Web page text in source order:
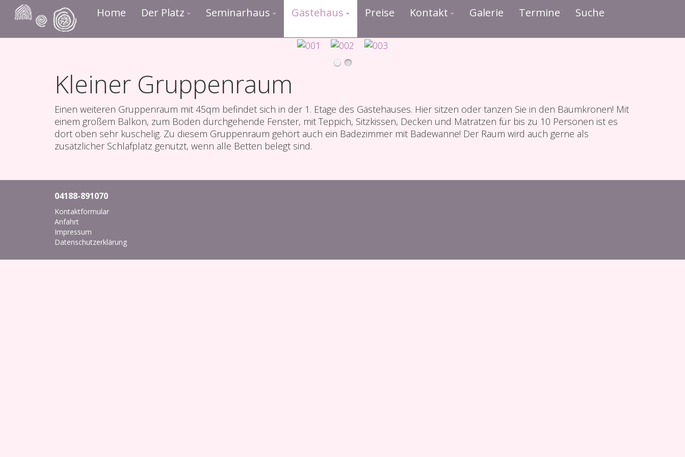
Home Der Platz Seminarhaus Gästehaus Preise Kontakt Galerie Termine Suche
Kleiner Gruppenraum
Einen weiteren Gruppenraum mit 45qm befindet sich in der 1. Etage des Gästehauses. Hier sitzen oder tanzen Sie in den Baumkronen! Mit
einem großem Balkon, zum Boden durchgehende Fenster, mit Teppich, Sitzkissen, Decken und Matratzen für bis zu 10 Personen ist es
dort oben sehr kuschelig. Zu diesem Gruppenraum gehört auch ein Badezimmer mit Badewanne! Der Raum wird auch gerne als
zusätzlicher Schlafplatz genutzt, wenn alle Betten belegt sind.
04188-891070
Kontaktformular
Anfahrt
Impressum
Datenschutzerklärung